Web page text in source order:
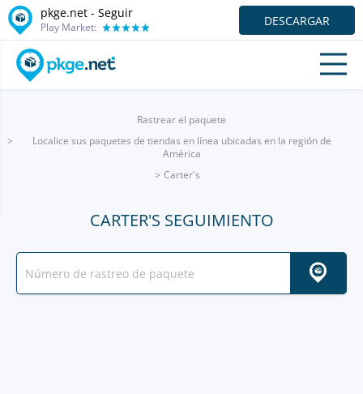
pkge.net - Seguir
Play Market: DESCARGAR
Rastrear el paquete
Localice sus paquetes de tiendas en línea ubicadas en la región de
América
Carter's
CARTER'S SEGUIMIENTO